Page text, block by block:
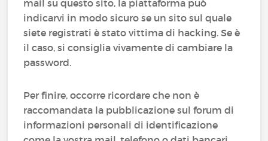
mail su questo sito, la piattaforma può
indicarvi in modo sicuro se un sito sul quale
siete registrati è stato vittima di hacking. Se è
il caso, si consiglia vivamente di cambiare la
password.
Per finire, occorre ricordare che non è
raccomandata la pubblicazione sul forum di
informazioni personali di identificazione